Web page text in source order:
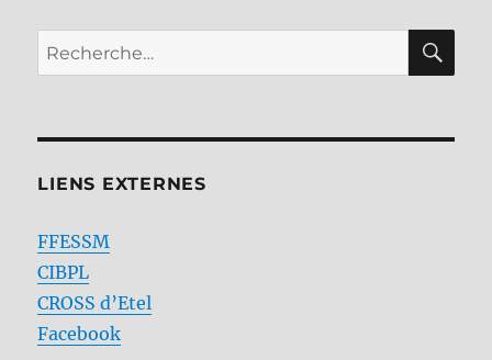
Recherche
pour :
LIENS EXTERNES
FFESSM
CIBPL
CROSS d’Etel
Facebook